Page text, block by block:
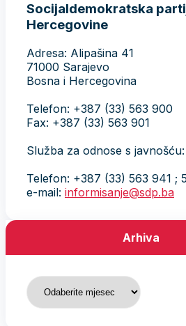
Socijaldemokratska
Hercegovine
Adresa: Alipašina 41
71000 Sarajevo
Bosna i Hercegovina
Telefon: +387 (33) 563 900
Fax: +387 (33) 563 901
Služba za odnose s javnošću:
Telefon: +387 (33) 563 941 ;
e-mail: informisanje@sdp.ba
Arhiva
Arhiva